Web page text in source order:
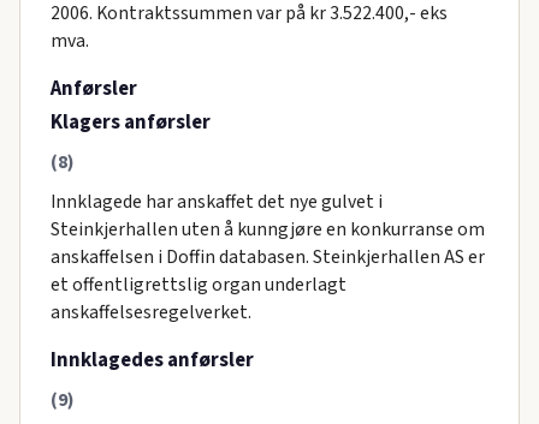
2006. Kontraktssummen var på kr 3.522.400,- eks
mva.
Anførsler
Klagers anførsler
(8)
Innklagede har anskaffet det nye gulvet i
Steinkjerhallen uten å kunngjøre en konkurranse om
anskaffelsen i Doffin databasen. Steinkjerhallen AS er
et offentligrettslig organ underlagt
anskaffelsesregelverket.
Innklagedes anførsler
(9)